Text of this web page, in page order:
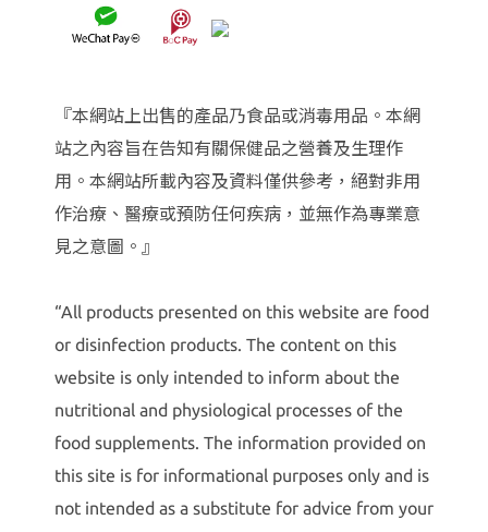
『本網站上出售的產品乃食品或消毒用品。本網
站之內容旨在告知有關保健品之營養及生理作
用。本網站所載內容及資料僅供參考，絕對非用
作治療、醫療或預防任何疾病，並無作為專業意
見之意圖。』
“All products presented on this website are food
or disinfection products. The content on this
website is only intended to inform about the
nutritional and physiological processes of the
food supplements. The information provided on
this site is for informational purposes only and is
not intended as a substitute for advice from your